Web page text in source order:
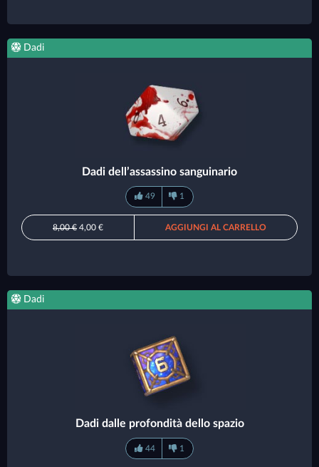
Dadi
Dadi dell’assassino sanguinario
49 1
8,00 € 4,00 € AGGIUNGI AL CARRELLO
Dadi
Dadi dalle profondità dello spazio
44 1